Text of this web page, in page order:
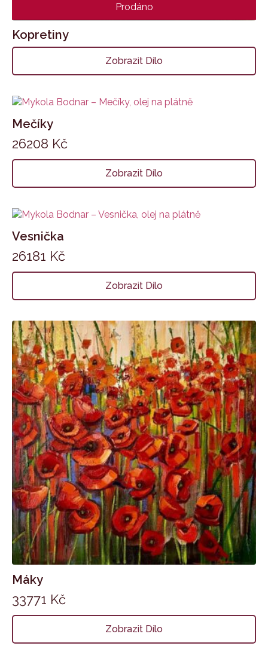
Prodáno
Kopretiny
Zobrazit Dílo
Mečíky
26208 Kč
Zobrazit Dílo
Vesnička
26181 Kč
Zobrazit Dílo
Máky
33771 Kč
Zobrazit Dílo